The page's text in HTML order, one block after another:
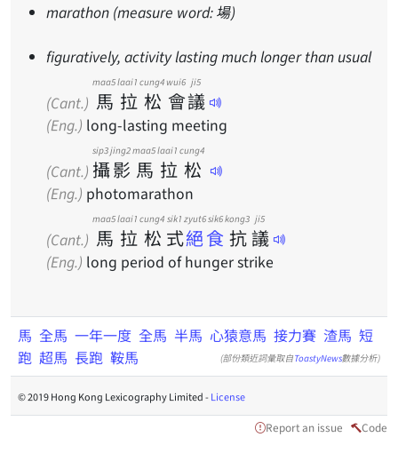
marathon (measure word: 場)
figuratively, activity lasting much longer than usual
(Cant.) 馬
maa5
拉
laai1
松
cung4
會
wui6
議
ji5
(Eng.) long-lasting meeting
(Cant.) 攝
sip3
影
jing2
馬
maa5
拉
laai1
松
cung4
(Eng.) photomarathon
(Cant.) 馬
maa5
拉
laai1
松
cung4
式
sik1
絕食
zyut6 sik6
抗
kong3
議
ji5
(Eng.) long period of hunger strike
馬 全馬 一年一度 全馬 半馬 心猿意馬 接力賽 渣馬 短
跑 超馬 長跑 鞍馬 (部份類近詞彙取自ToastyNews數據分析)
© 2019 Hong Kong Lexicography Limited -License
Report an issue Code